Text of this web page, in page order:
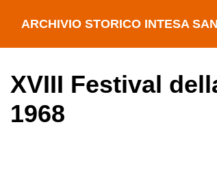
ARCHIVIO STORICO INTESA
XVIII Festival
1968